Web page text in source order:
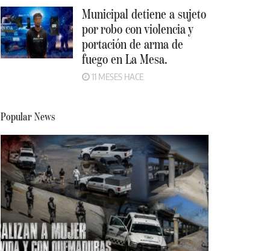
Municipal detiene a sujeto
por robo con violencia y
portación de arma de
fuego en La Mesa.
11 MESES HACE
Popular News